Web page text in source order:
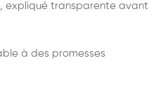
expliqué transparente avant
à des promesses